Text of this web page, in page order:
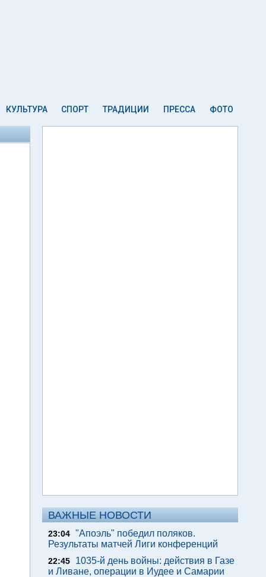
КУЛЬТУРА СПОРТ ТРАДИЦИИ ПРЕССА ФОТО
ВАЖНЫЕ НОВОСТИ
23:04 "Апоэль" победил поляков.
Результаты матчей Лиги конференций
22:45
1035-й день войны: действия в Газе
и Ливане, операции в Иудее и Самарии